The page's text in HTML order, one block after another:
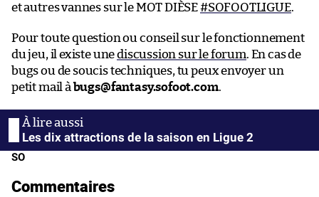
et autres vannes sur le MOT DIÈSE#SOFOOTLIGUE.
Pour toute question ou conseil sur le fonctionnement
du jeu, il existe unediscussion sur le forum. En cas de
bugs ou de soucis techniques, tu peux envoyer un
petit mail à bugs@fantasy.sofoot.com.
Les dix attractions de la saison en Ligue 2
SO
Commentaires